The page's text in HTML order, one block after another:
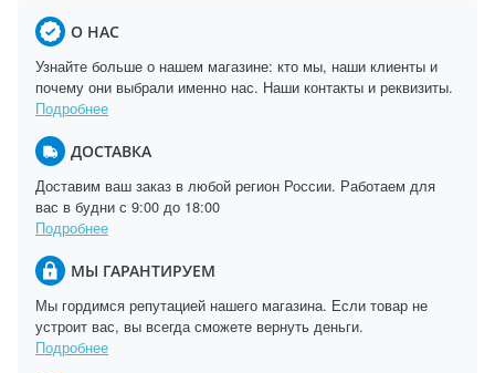
О НАС
Узнайте больше о нашем магазине: кто мы, наши клиенты и
почему они выбрали именно нас. Наши контакты и реквизиты.
Подробнее
ДОСТАВКА
Доставим ваш заказ в любой регион России. Работаем для
вас в будни с 9:00 до 18:00
Подробнее
МЫ ГАРАНТИРУЕМ
Мы гордимся репутацией нашего магазина. Если товар не
устроит вас, вы всегда сможете вернуть деньги.
Подробнее